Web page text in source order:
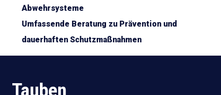
Abwehrsysteme
Umfassende Beratung zu Prävention und
dauerhaften Schutzmaßnahmen